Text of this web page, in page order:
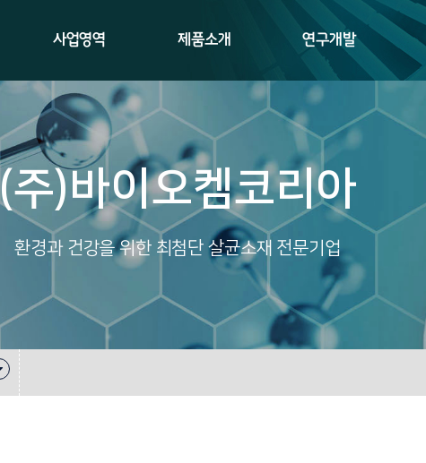
사업영역 제품소개 연구개발
(주)바이오켐코리아
환경과 건강을 위한 최첨단 살균소재 전문기업